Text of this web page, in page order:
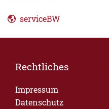
serviceBW
Rechtliches
Impressum
Datenschutz